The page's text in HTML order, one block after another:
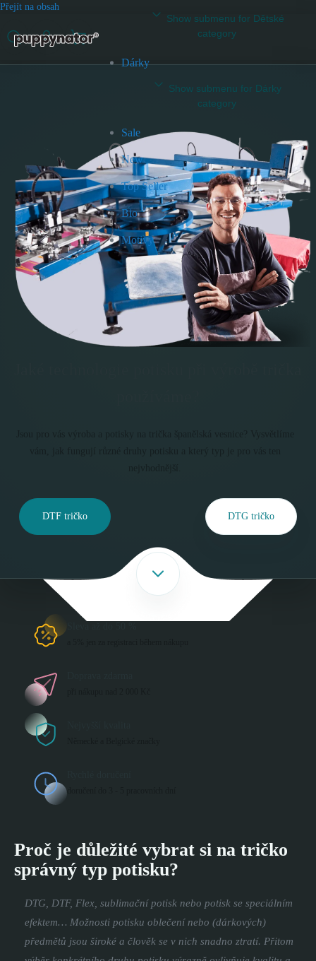
Přejít na obsah
Show submenu for Dětské
category
Dárky
Show submenu for Dárky
category
Sale
New
Top Seller
Bio
Motivy
DTF tričko DTG tričko
Proč je důležité vybrat si na tričko
správný typ potisku?
DTG, DTF, Flex, sublimační potisk nebo potisk se speciálním
efektem… Možnosti potisku oblečení nebo (dárkových)
předmětů jsou široké a člověk se v nich snadno ztratí. Přitom